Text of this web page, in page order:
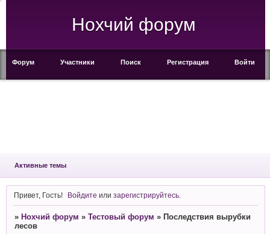
Нохчий форум
Форум Участники Поиск Регистрация Войти
Активные темы
Привет, Гость! Войдите илизарегистрируйтесь
» Нохчий форум » Тестовый форум » Последствия вырубки
лесов